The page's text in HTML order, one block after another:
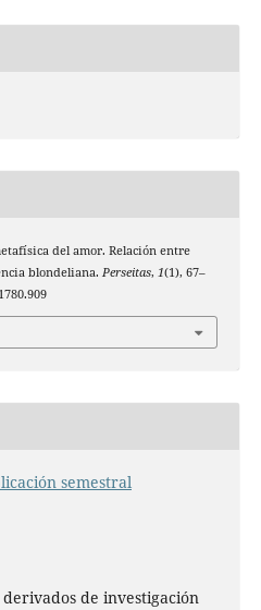
del amor. Relación entre
blondeliana. Perseitas, 1(1), 67–
semestral
de investigación